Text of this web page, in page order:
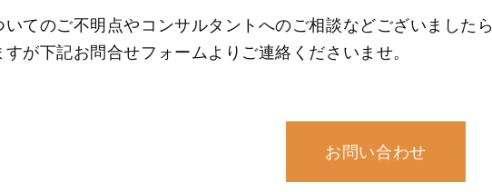
てのご不明点やコンサルタントへのご相談などございましたら
が下記お問合せフォームよりご連絡くださいませ。
お問い合わせ